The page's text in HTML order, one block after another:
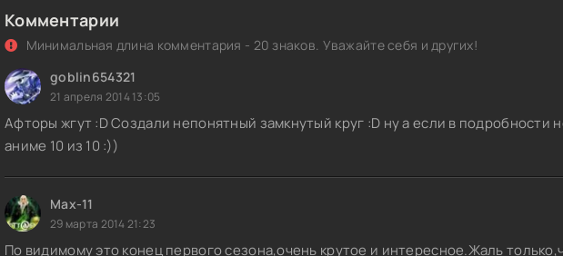
Комментарии
Минимальная длина комментария - 20 знаков. Уважайте себя и других!
goblin654321
21 апреля 2014 13:05
Афторы жгут :D Создали непонятный замкнутый круг :D ну а если в подробности
аниме 10 из 10 :))
Max-11
29 марта 2014 21:23
По видимому это конец первого сезона,очень крутое и интересное.Жаль